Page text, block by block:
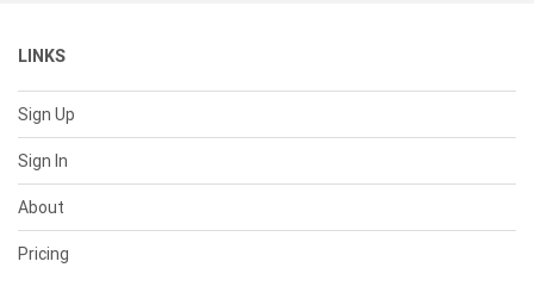
LINKS
Sign Up
Sign In
About
Pricing